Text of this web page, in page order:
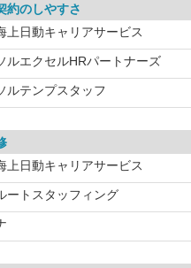
約のしやすさ
上日動キャリアサービス
ルエクセルHRパートナーズ
ルテンプスタッフ
上日動キャリアサービス
ートスタッフィング